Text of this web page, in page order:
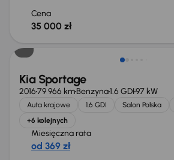
Cena
35 000 zł
Taniej o 2 000 zł
Kia Sportage
201679 966 kmBenzyna1.6 GDI97 kW
Auta krajowe 1.6 GDI Salon Polska
+6 kolejnych
Miesięczna rata
od 369 zł